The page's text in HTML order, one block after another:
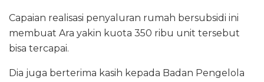
Capaian realisasi penyaluran rumah bersubsidi ini
membuat Ara yakin kuota 350 ribu unit tersebut
bisa tercapai.
Dia juga berterima kasih kepada Badan Pengelola